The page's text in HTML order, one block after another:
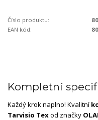
Číslo produktu:
EAN kód:
Kompletní
Každý krok naplno! Kvalitní
Tarvisio Texod značky